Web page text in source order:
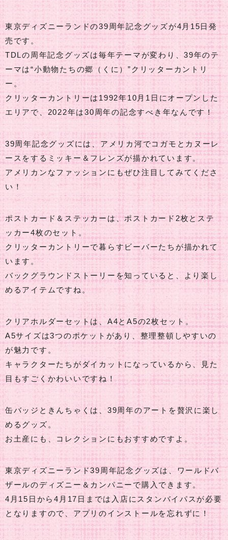
東京ディズニーランドの39周年記念グッズが4月15日発
売です。
TDLの周年記念グッズは毎年テーマが変わり、39年のテ
ーマは“小動物たちの郷（くに）”クリッターカントリ
ー。
クリッターカントリーは1992年10月1日にオープンした
エリアで、2022年は30周年の記念すべき年なんです！
39周年記念グッズには、アメリカ河でコガモとカヌーレ
ースをするミッキー＆フレンズが描かれています。
アメリカンなファッションにもぜひ注目してみてくださ
い！
ポストカード＆ステッカーは、ポストカード2枚とステ
ッカー4枚のセット。
クリッターカントリーで暮らすビーバーたちが描かれて
います。
バックグラウンドストーリーを知っていると、より楽し
めるアイテムですね。
クリアホルダーセットは、A4とA5の2枚セット。
A5サイズは3つのポケットがあり、整理整頓しやすいの
が魅力です。
キャラクターたちがダイカットになっているから、見た
目もすごくかわいいですね！
缶バッジときんちゃくは、39周年のアートを贅沢に楽し
めるグッズ。
お土産にも、コレクションにもおすすめですよ。
東京ディズニーランド39周年記念グッズは、ワールドバ
ザールのディズニー＆カンパニーで購入できます。
4月15日から4月17日までは入店にスタンバイパスが必要
となりますので、アプリのインストールを忘れずに！